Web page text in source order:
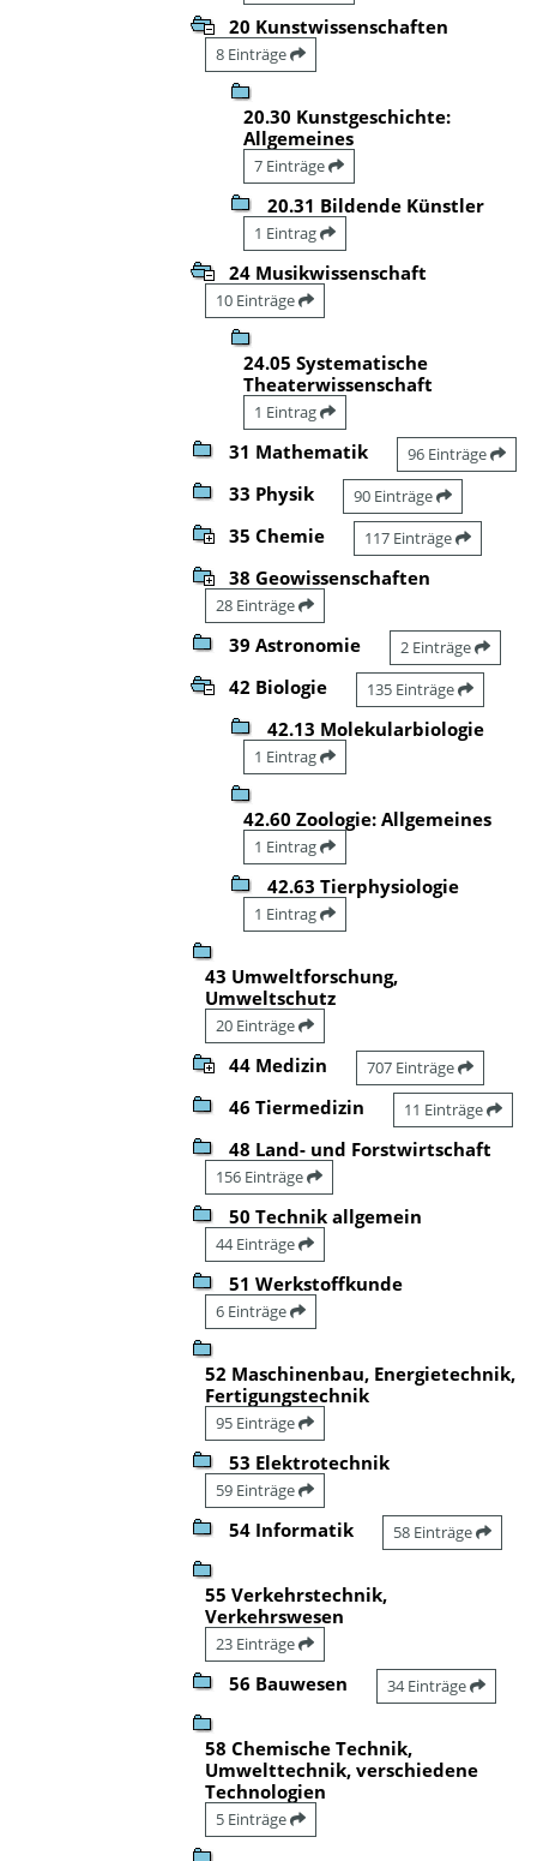
20 Kunstwissenschaften
8 Einträge
20.30 Kunstgeschichte:
Allgemeines
7 Einträge
20.31 Bildende Künstler
1 Eintrag
24 Musikwissenschaft
10 Einträge
24.05 Systematische
Theaterwissenschaft
1 Eintrag
31 Mathematik 96 Einträge
33 Physik 90 Einträge
35 Chemie 117 Einträge
38 Geowissenschaften
28 Einträge
39 Astronomie 2 Einträge
42 Biologie 135 Einträge
42.13 Molekularbiologie
1 Eintrag
42.60 Zoologie: Allgemeines
1 Eintrag
42.63 Tierphysiologie
1 Eintrag
43 Umweltforschung,
Umweltschutz
20 Einträge
44 Medizin 707 Einträge
46 Tiermedizin 11 Einträge
48 Land- und Forstwirtschaft
156 Einträge
50 Technik allgemein
44 Einträge
51 Werkstoffkunde
6 Einträge
52 Maschinenbau, Energietechnik,
Fertigungstechnik
95 Einträge
53 Elektrotechnik
59 Einträge
54 Informatik 58 Einträge
55 Verkehrstechnik,
Verkehrswesen
23 Einträge
56 Bauwesen 34 Einträge
58 Chemische Technik,
Umwelttechnik, verschiedene
Technologien
5 Einträge